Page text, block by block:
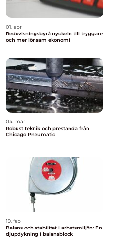
01. apr
Redovisningsbyrå nyckeln till tryggare
och mer lönsam ekonomi
04. mar
Robust teknik och prestanda från
Chicago Pneumatic
19. feb
Balans och stabilitet i arbetsmiljön: En
djupdykning i balansblock